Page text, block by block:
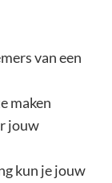
van een
maken
jouw
kun je jouw